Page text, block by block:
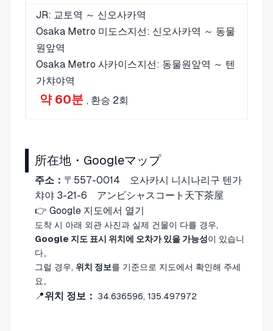
JR: 교토역 ～ 신오사카역
Osaka Metro 미도스지선: 신오사카역 ～ 동물
원앞역
Osaka Metro 사카이스지선: 동물원앞역 ～ 텐
가챠야역
약 60분 , 환승 2회
所在地・Googleマップ
주소： 〒557-0014 오사카시 니시나리구 텐가
챠야 3-21-6 アンビシャスコート天下茶屋
👉 Google 지도에서 열기
도착 시 아래 외관 사진과 실제 건물이 다를 경우,
Google 지도 표시 위치에 오차가 있을 가능성이 있습니
다。
그럴 경우, 위치 정보를 기준으로 지도에서 확인해 주세
요。
📍위치 정보： 34.636596, 135.497972